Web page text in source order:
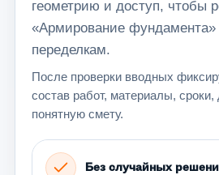
геометрию и доступ, чтобы
«Армирование фундамента»
переделкам.
После проверки вводных
состав работ, материалы, сроки,
понятную смету.
Без случайных